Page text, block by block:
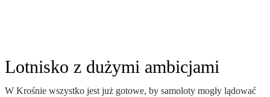
Lotnisko z dużymi ambicjami
W Krośnie wszystko jest już gotowe, by samoloty mogły lądować